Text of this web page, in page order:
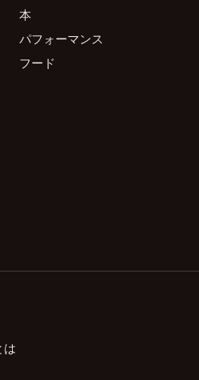
本
パフォーマンス
フード
は